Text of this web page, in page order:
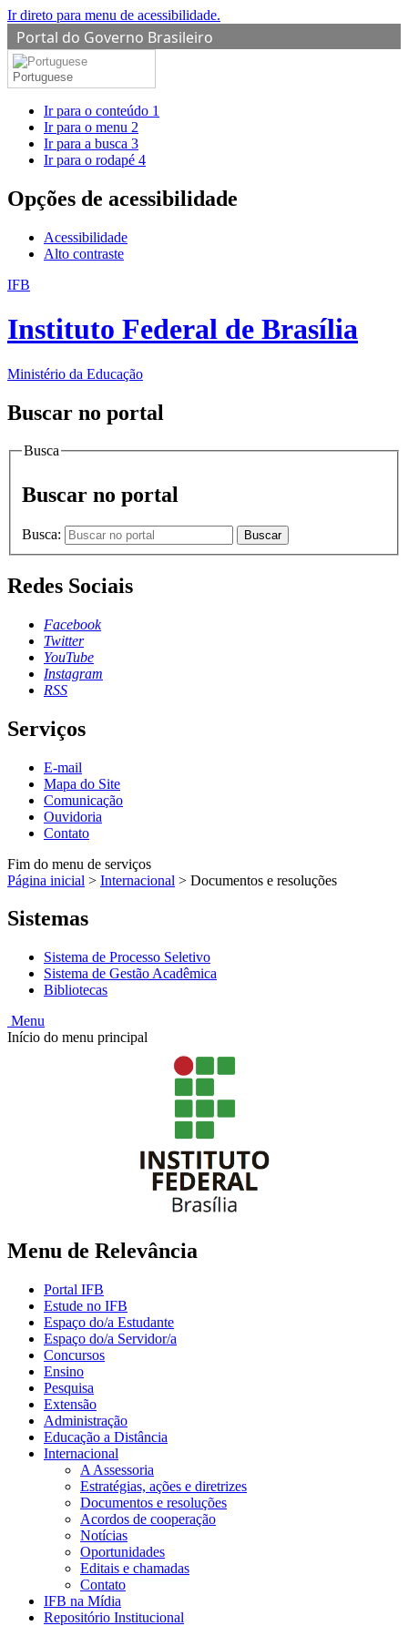
Ir direto para menu de acessibilidade.
Portal do Governo Brasileiro
Portuguese
Ir para o conteúdo 1
Ir para o menu 2
Ir para a busca 3
Ir para o rodapé 4
Opções de acessibilidade
Acessibilidade
Alto contraste
IFB
Instituto Federal de Brasília
Ministério da Educação
Buscar no portal
Busca
Buscar no portal
Busca: Buscar
Redes Sociais
Facebook
Twitter
YouTube
Instagram
RSS
Serviços
E-mail
Mapa do Site
Comunicação
Ouvidoria
Contato
Fim do menu de serviços
Página inicial > Internacional > Documentos e resoluções
Sistemas
Sistema de Processo Seletivo
Sistema de Gestão Acadêmica
Bibliotecas
Menu
Início do menu principal
Menu de Relevância
Portal IFB
Estude no IFB
Espaço do/a Estudante
Espaço do/a Servidor/a
Concursos
Ensino
Pesquisa
Extensão
Administração
Educação a Distância
Internacional
A Assessoria
Estratégias, ações e diretrizes
Documentos e resoluções
Acordos de cooperação
Notícias
Oportunidades
Editais e chamadas
Contato
IFB na Mídia
Repositório Institucional